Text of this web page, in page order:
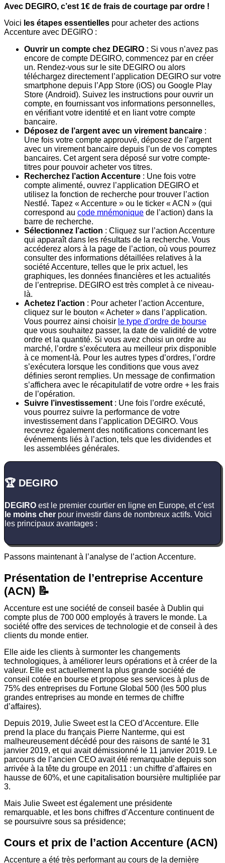
Avec DEGIRO, c’est 1€ de frais de courtage par ordre !
Voici les étapes essentielles pour acheter des actions
Accenture avec DEGIRO :
Ouvrir un compte chez DEGIRO : Si vous n’avez pas
encore de compte DEGIRO, commencez par en créer
un. Rendez-vous sur le site DEGIRO ou alors
téléchargez directement l’application DEGIRO sur votre
smartphone depuis l’App Store (iOS) ou Google Play
Store (Android). Suivez les instructions pour ouvrir un
compte, en fournissant vos informations personnelles,
en vérifiant votre identité et en liant votre compte
bancaire.
Déposez de l’argent avec un virement bancaire :
Une fois votre compte approuvé, déposez de l’argent
avec un virement bancaire depuis l’un de vos comptes
bancaires. Cet argent sera déposé sur votre compte-
titres pour pouvoir acheter vos titres.
Recherchez l’action Accenture : Une fois votre
compte alimenté, ouvrez l’application DEGIRO et
utilisez la fonction de recherche pour trouver l’action
Nestlé. Tapez « Accenture » ou le ticker « ACN » (qui
correspond au code mnémonique de l’action) dans la
barre de recherche.
Sélectionnez l’action : Cliquez sur l’action Accenture
qui apparaît dans les résultats de la recherche. Vous
accéderez alors à la page de l’action, où vous pourrez
consulter des informations détaillées relatives à la
société Accenture, telles que le prix actuel, les
graphiques, les données financières et les actualités
de l’entreprise. DEGIRO est très complet à ce niveau-
là.
Achetez l’action : Pour acheter l’action Accenture,
cliquez sur le bouton « Acheter » dans l’application.
Vous pourrez ainsi choisir le type d’ordre de bourse
que vous souhaitez passer, la date de validité de votre
ordre et la quantité. Si vous avez choisi un ordre au
marché, l’ordre s’exécutera au meilleur prix disponible
à ce moment-là. Pour les autres types d’ordres, l’ordre
s’exécutera lorsque les conditions que vous avez
définies seront remplies. Un message de confirmation
s’affichera avec le récapitulatif de votre ordre + les frais
de l’opération.
Suivre l’investissement : Une fois l’ordre exécuté,
vous pourrez suivre la performance de votre
investissement dans l’application DEGIRO. Vous
recevrez également des notifications concernant les
événements liés à l’action, tels que les dividendes et
les assemblées générales.
🏆 DEGIRO
DEGIRO est le premier courtier en ligne en Europe, et c’est
le moins cher pour investir dans de nombreux actifs. Voici
les principaux avantages :
Passons maintenant à l’analyse de l’action Accenture.
Présentation de l’entreprise Accenture
(ACN) 📝
Accenture est une société de conseil basée à Dublin qui
compte plus de 700 000 employés à travers le monde. La
société offre des services de technologie et de conseil à des
clients du monde entier.
Elle aide les clients à surmonter les changements
technologiques, à améliorer leurs opérations et à créer de la
valeur. Elle est actuellement la plus grande société de
conseil cotée en bourse et propose ses services à plus de
75% des entreprises du Fortune Global 500 (les 500 plus
grandes entreprises au monde en termes de chiffre
d’affaires).
Depuis 2019, Julie Sweet est la CEO d’Accenture. Elle
prend la place du français Pierre Nanterme, qui est
malheureusement décédé pour des raisons de santé le 31
janvier 2019, et qui avait démissionné le 11 janvier 2019. Le
parcours de l’ancien CEO avait été remarquable depuis son
arrivée à la tête du groupe en 2011 : un chiffre d’affaires en
hausse de 60%, et une capitalisation boursière multipliée par
3.
Mais Julie Sweet est également une présidente
remarquable, et les bons chiffres d’Accenture continuent de
se poursuivre sous sa présidence;
Cours et prix de l’action Accenture (ACN)
Accenture a été très performant au cours de la dernière